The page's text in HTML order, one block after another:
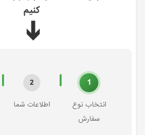
کنیم
➔
1
انتخاب نوع
سفارش
2
اطلاعات شما